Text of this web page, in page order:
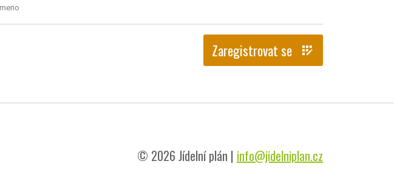
Zaregistrovat se app_registration
© 2026 Jídelní plán | info@jidelniplan.cz